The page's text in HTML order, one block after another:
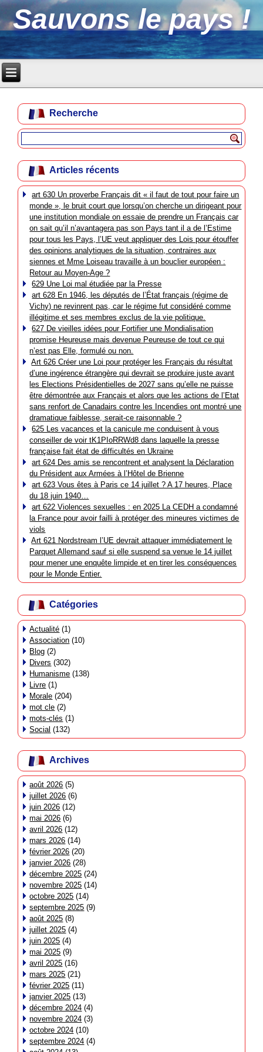
Sauvons le pays !
Recherche
Articles récents
art 630 Un proverbe Français dit « il faut de tout pour faire un
monde », le bruit court que lorsqu’on cherche un dirigeant pour
une institution mondiale on essaie de prendre un Français car
on sait qu’il n’avantagera pas son Pays tant il a de l’Estime
pour tous les Pays, l’UE veut appliquer des Lois pour étouffer
des opinions analytiques de la situation, contraires aux
siennes et Mme Loiseau travaille à un bouclier européen :
Retour au Moyen-Age ?
629 Une Loi mal étudiée par la Presse
art 628 En 1946, les députés de l’État français (régime de
Vichy) ne revinrent pas, car le régime fut considéré comme
illégitime et ses membres exclus de la vie politique.
627 De vieilles idées pour Fortifier une Mondialisation
promise Heureuse mais devenue Peureuse de tout ce qui
n’est pas Elle, formulé ou non.
Art 626 Créer une Loi pour protéger les Français du résultat
d’une ingérence étrangère qui devrait se produire juste avant
les Elections Présidentielles de 2027 sans qu’elle ne puisse
être démontrée aux Français et alors que les actions de l’Etat
sans renfort de Canadairs contre les Incendies ont montré une
dramatique faiblesse, serait-ce raisonnable ?
625 Les vacances et la canicule me conduisent à vous
conseiller de voir tK1PIoRRWd8 dans laquelle la presse
française fait état de difficultés en Ukraine
art 624 Des amis se rencontrent et analysent la Déclaration
du Président aux Armées à l’Hôtel de Brienne
art 623 Vous êtes à Paris ce 14 juillet ? A 17 heures, Place
du 18 juin 1940…
art 622 Violences sexuelles : en 2025 La CEDH a condamné
la France pour avoir failli à protéger des mineures victimes de
viols
Art 621 Nordstream l’UE devrait attaquer immédiatement le
Parquet Allemand sauf si elle suspend sa venue le 14 juillet
pour mener une enquête limpide et en tirer les conséquences
pour le Monde Entier.
Catégories
Actualité (1)
Association (10)
Blog (2)
Divers (302)
Humanisme (138)
Livre (1)
Morale (204)
mot cle (2)
mots-clés (1)
Social (132)
Archives
août 2026 (5)
juillet 2026 (6)
juin 2026 (12)
mai 2026 (6)
avril 2026 (12)
mars 2026 (14)
février 2026 (20)
janvier 2026 (28)
décembre 2025 (24)
novembre 2025 (14)
octobre 2025 (14)
septembre 2025 (9)
août 2025 (8)
juillet 2025 (4)
juin 2025 (4)
mai 2025 (9)
avril 2025 (16)
mars 2025 (21)
février 2025 (11)
janvier 2025 (13)
décembre 2024 (4)
novembre 2024 (3)
octobre 2024 (10)
septembre 2024 (4)